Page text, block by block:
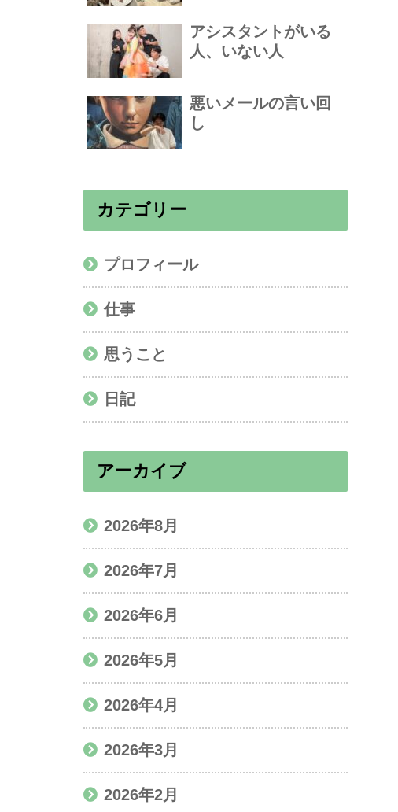
アシスタントがいる
人、いない人
悪いメールの言い回
し
カテゴリー
プロフィール
仕事
思うこと
日記
アーカイブ
2026年8月
2026年7月
2026年6月
2026年5月
2026年4月
2026年3月
2026年2月